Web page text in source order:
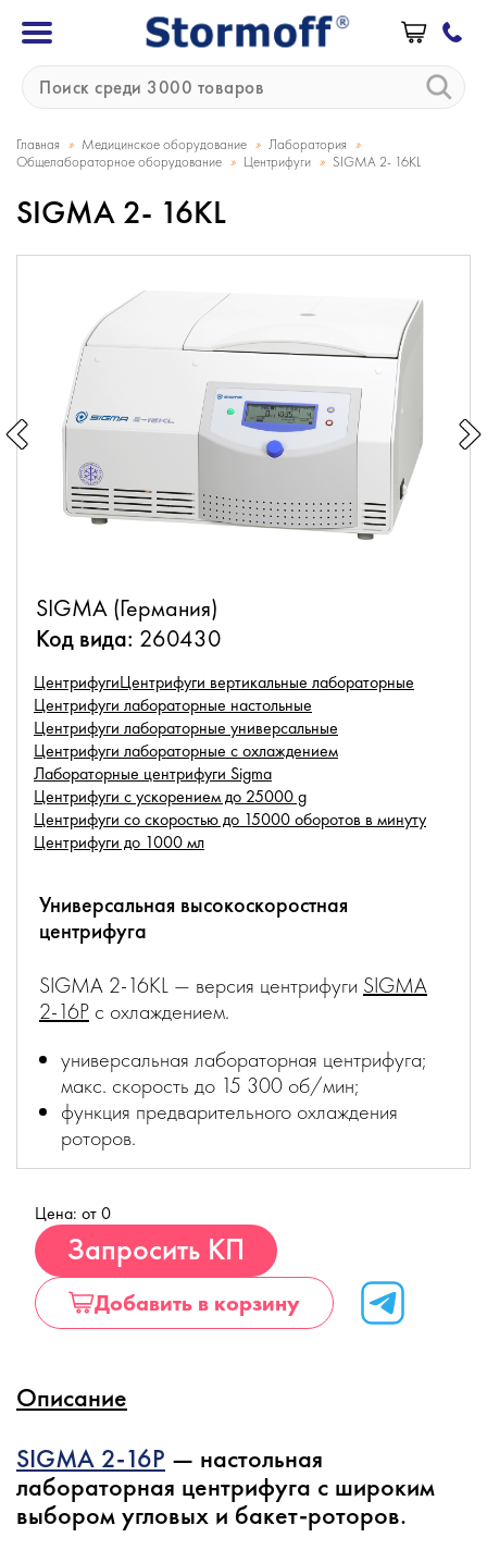
Главная » Медицинское оборудование » Лаборатория »
Общелабораторное оборудование » Центрифуги » SIGMA 2- 16KL
SIGMA 2- 16KL
SIGMA (Германия)
Код вида: 260430
ЦентрифугиЦентрифуги вертикальные лабораторные
Центрифуги лабораторные настольные
Центрифуги лабораторные универсальные
Центрифуги лабораторные с охлаждением
Лабораторные центрифуги Sigma
Центрифуги с ускорением до 25000 g
Центрифуги со скоростью до 15000 оборотов в минуту
Центрифуги до 1000 мл
Универсальная высокоскоростная
центрифуга
SIGMA 2-16KL — версия центрифуги SIGMA
2-16P с охлаждением.
универсальная лабораторная центрифуга;
макс. скорость до 15 300 об/мин;
функция предварительного охлаждения
роторов.
Цена: от 0
Запросить КП
Добавить в корзину
Описание
SIGMA 2-16P — настольная
лабораторная центрифуга с широким
выбором угловых и бакет-роторов.